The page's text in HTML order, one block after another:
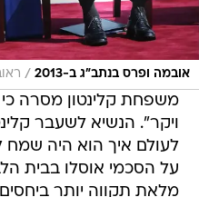
אובמה ופרס בנתב"ג ב-2013 /
משפחת קלינטון מסרה
ויקר". הנשיא לשעבר
על הסכמי אוסלו בבית
מלאת תקווה יותר